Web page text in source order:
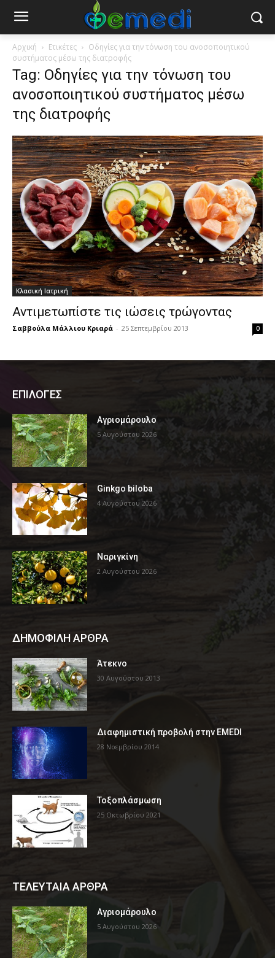
Αρχική Ετικέτες
Οδηγίες για την τόνωση του ανοσοποιητικού
συστήματος μέσω της διατροφής
Tag: Οδηγίες για την τόνωση του
ανοσοποιητικού συστήματος μέσω
της διατροφής
Κλασική Ιατρική
Αντιμετωπίστε τις ιώσεις τρώγοντας
Σαββούλα Μάλλιου Κριαρά - 25 Σεπτεμβρίου 2013 0
ΕΠΙΛΟΓΕΣ
Αγριομάρουλο
5 Αυγούστου 2026
Ginkgo biloba
4 Αυγούστου 2026
Ναριγκίνη
2 Αυγούστου 2026
ΔΗΜΟΦΙΛΗ ΑΡΘΡΑ
Άτεκνο
30 Αυγούστου 2013
Διαφημιστική προβολή στην EMEDI
28 Νοεμβρίου 2014
Τοξοπλάσμωση
25 Οκτωβρίου 2021
ΤΕΛΕΥΤΑΙΑ ΑΡΘΡΑ
Αγριομάρουλο
5 Αυγούστου 2026